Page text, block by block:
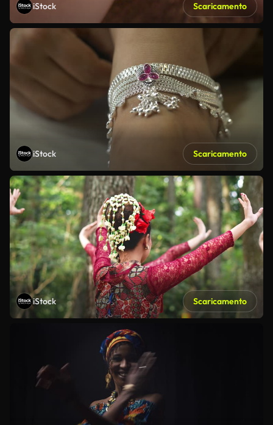
iStock Scaricamento
iStock Scaricamento
iStock Scaricamento